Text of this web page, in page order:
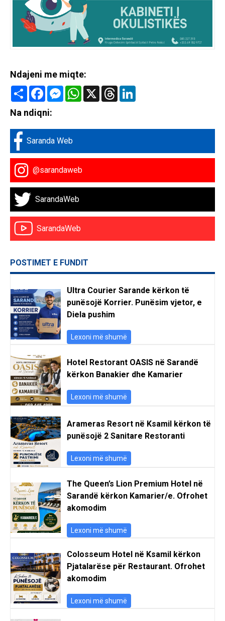
Ndajeni me miqte:
Share FacebookMessenger
WhatsApp
X Threads
Na ndiqni:
Saranda Web
@sarandaweb
SarandaWeb
SarandaWeb
POSTIMET E FUNDIT
Ultra Courier Sarande kërkon të
punësojë Korrier. Punësim vjetor, e
Diela pushim
Lexoni më shumë
Hotel Restorant OASIS në Sarandë
kërkon Banakier dhe Kamarier
Lexoni më shumë
Arameras Resort në Ksamil kërkon të
punësojë 2 Sanitare Restoranti
Lexoni më shumë
The Queen’s Lion Premium Hotel në
Sarandë kërkon Kamarier/e. Ofrohet
akomodim
Lexoni më shumë
Colosseum Hotel në Ksamil kërkon
Pjatalarëse për Restaurant. Ofrohet
akomodim
Lexoni më shumë